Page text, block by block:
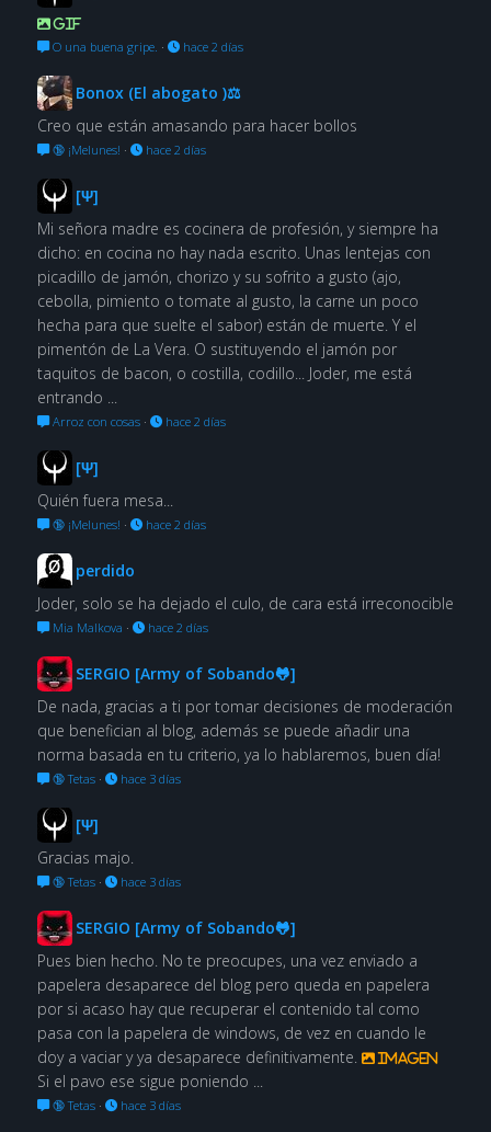
GIF
O una buena gripe. · hace 2 días
Bonox (El abogato )⚖
Creo que están amasando para hacer bollos
🔞 ¡Melunes! · hace 2 días
[Ψ]
Mi señora madre es cocinera de profesión, y siempre ha
dicho: en cocina no hay nada escrito. Unas lentejas con
picadillo de jamón, chorizo y su sofrito a gusto (ajo,
cebolla, pimiento o tomate al gusto, la carne un poco
hecha para que suelte el sabor) están de muerte. Y el
pimentón de La Vera. O sustituyendo el jamón por
taquitos de bacon, o costilla, codillo... Joder, me está
entrando ...
Arroz con cosas· hace 2 días
[Ψ]
Quién fuera mesa...
🔞 ¡Melunes! · hace 2 días
perdido
Joder, solo se ha dejado el culo, de cara está irreconocible
Mia Malkova · hace 2 días
SERGIO [Army of Sobando🐸]
De nada, gracias a ti por tomar decisiones de moderación
que benefician al blog, además se puede añadir una
norma basada en tu criterio, ya lo hablaremos, buen día!
🔞 Tetas· hace 3 días
[Ψ]
Gracias majo.
🔞 Tetas· hace 3 días
SERGIO [Army of Sobando🐸]
Pues bien hecho. No te preocupes, una vez enviado a
papelera desaparece del blog pero queda en papelera
por si acaso hay que recuperar el contenido tal como
pasa con la papelera de windows, de vez en cuando le
doy a vaciar y ya desaparece definitivamente.
Imagen
Si el pavo ese sigue poniendo ...
🔞 Tetas· hace 3 días